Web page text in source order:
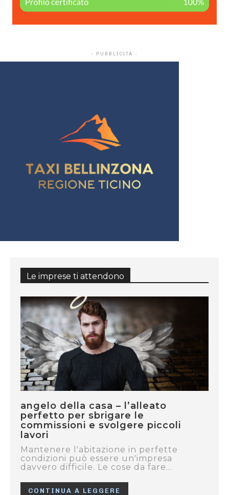
- PUBBLICITÀ -
Le imprese ti attendono
angelo della casa – l’alleato
perfetto per sbrigare le
commissioni e svolgere piccoli
lavori
Mantenere l'abitazione in perfette
condizioni può essere un'impresa
davvero difficile. Le cose da fare...
CONTINUA A LEGGERE